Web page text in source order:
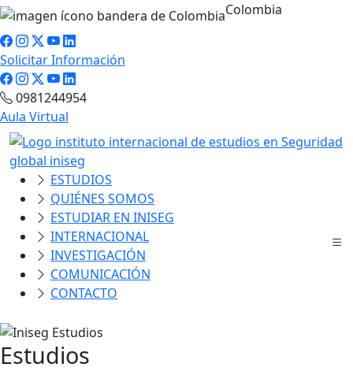
Colombia
Solicitar Información
0981244954
Aula Virtual
ESTUDIOS
QUIÉNES SOMOS
ESTUDIAR EN INISEG
INTERNACIONAL
INVESTIGACIÓN
COMUNICACIÓN
CONTACTO
Estudios